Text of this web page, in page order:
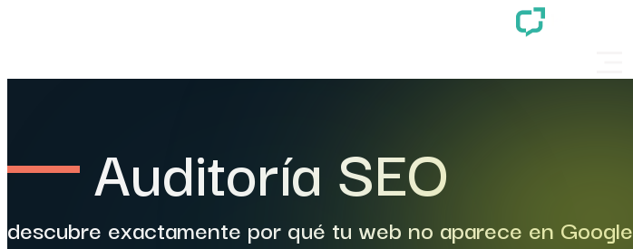
Auditoría SEO
descubre exactamente por qué tu web no aparece en Google